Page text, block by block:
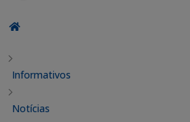
Informativos
Notícias